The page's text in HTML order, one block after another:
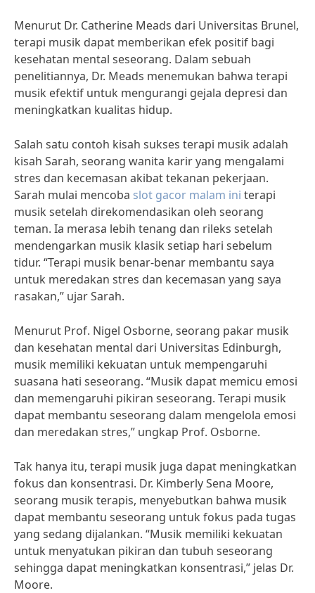
Menurut Dr. Catherine Meads dari Universitas Brunel,
terapi musik dapat memberikan efek positif bagi
kesehatan mental seseorang. Dalam sebuah
penelitiannya, Dr. Meads menemukan bahwa terapi
musik efektif untuk mengurangi gejala depresi dan
meningkatkan kualitas hidup.
Salah satu contoh kisah sukses terapi musik adalah
kisah Sarah, seorang wanita karir yang mengalami
stres dan kecemasan akibat tekanan pekerjaan.
Sarah mulai mencoba slot gacor malam ini terapi
musik setelah direkomendasikan oleh seorang
teman. Ia merasa lebih tenang dan rileks setelah
mendengarkan musik klasik setiap hari sebelum
tidur. “Terapi musik benar-benar membantu saya
untuk meredakan stres dan kecemasan yang saya
rasakan,” ujar Sarah.
Menurut Prof. Nigel Osborne, seorang pakar musik
dan kesehatan mental dari Universitas Edinburgh,
musik memiliki kekuatan untuk mempengaruhi
suasana hati seseorang. “Musik dapat memicu emosi
dan memengaruhi pikiran seseorang. Terapi musik
dapat membantu seseorang dalam mengelola emosi
dan meredakan stres,” ungkap Prof. Osborne.
Tak hanya itu, terapi musik juga dapat meningkatkan
fokus dan konsentrasi. Dr. Kimberly Sena Moore,
seorang musik terapis, menyebutkan bahwa musik
dapat membantu seseorang untuk fokus pada tugas
yang sedang dijalankan. “Musik memiliki kekuatan
untuk menyatukan pikiran dan tubuh seseorang
sehingga dapat meningkatkan konsentrasi,” jelas Dr.
Moore.